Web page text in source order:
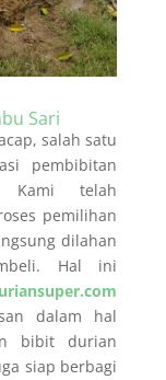
Sari
salah satu
pembibitan
Kami telah
pemilihan
dilahan
Hal ini
dalam hal
bibit durian
siap berbagi